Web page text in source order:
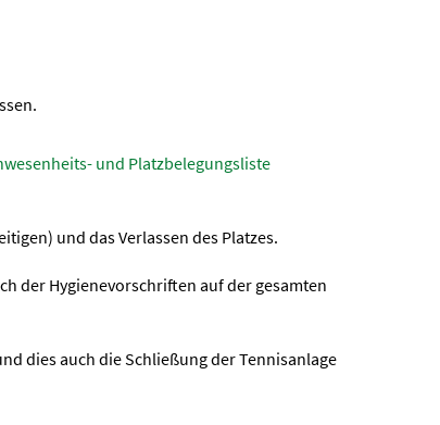
und Platzbelegungsliste
und das Verlassen des Platzes.
der Hygienevorschriften auf der gesamten
dies auch die Schließung der Tennisanlage